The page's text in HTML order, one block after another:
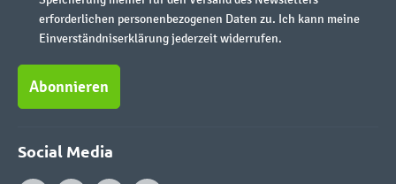
erforderlichen personenbezogenen Daten zu. Ich kann meine
Einverständniserklärung jederzeit widerrufen.
Abonnieren
Social Media